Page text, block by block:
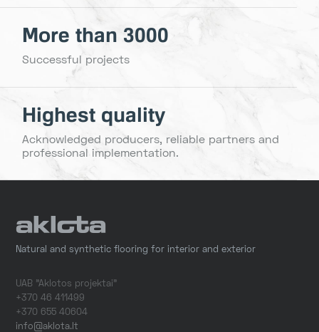
More than 3000
Successful projects
Highest quality
Acknowledged producers, reliable partners and
professional implementation.
Natural and synthetic flooring for interior and exterior
UAB "Aklotos projektai"
+370 46 411499
+370 655 40604
info@aklota.lt